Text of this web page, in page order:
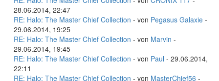
28.06.2014, 22:47
RE: Halo: The Master Chief Collection - von Pegasus Galaxie -
29.06.2014, 19:25
RE: Halo: The Master Chief Collection - von Marvin -
29.06.2014, 19:45
RE: Halo: The Master Chief Collection - von Paul - 29.06.2014,
22:11
RE: Halo: The Master Chief Collection - von MasterChief56 -